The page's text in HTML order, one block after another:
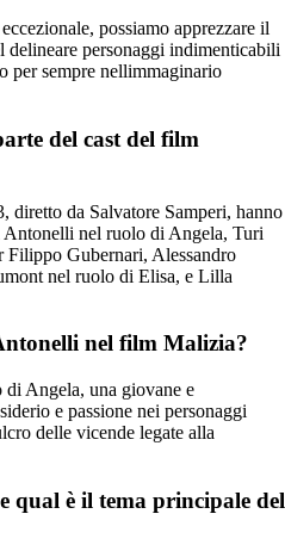
possiamo apprezzare il
personaggi indimenticabili
per sempre nellimmaginario
del cast del film
da Salvatore Samperi, hanno
nel ruolo di Angela, Turi
Gubernari, Alessandro
nel ruolo di Elisa, e Lilla
nel film Malizia?
Angela, una giovane e
e passione nei personaggi
delle vicende legate alla
qual è il tema principale del